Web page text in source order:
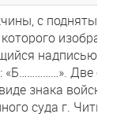
с поднятым
надписью,
Две
знака войск
суда г. Читы